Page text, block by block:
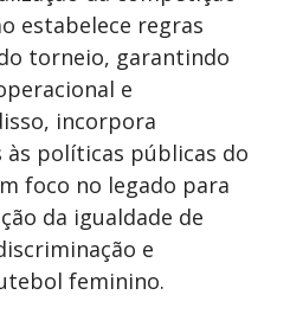
estabelece regras
torneio, garantindo
e
incorpora
políticas públicas do
foco no legado para
da igualdade de
e
feminino.